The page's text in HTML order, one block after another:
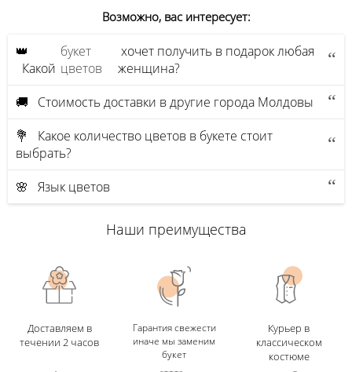
Возможно, вас интересует:
👑
Какой
букет
цветов
хочет получить в подарок любая
женщина?
🚚 Стоимость доставки в другие города Молдовы
💐 Какое количество цветов в букете стоит
выбрать?
🌸 Язык цветов
Наши преимущества
Доставляем в
течении 2 часов
Гарантия свежести
иначе мы заменим
букет
Курьер в
классическом
костюме